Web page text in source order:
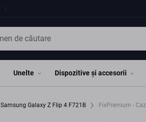
Unelte Dispozitive și accesorii
Samsung Galaxy Z Flip 4 F721B FixPremium -